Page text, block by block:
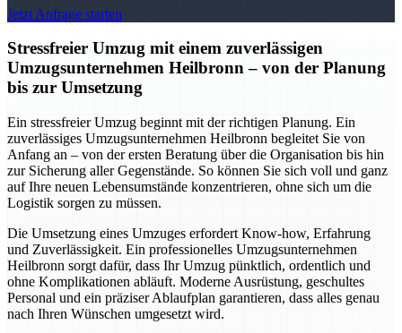
Jetzt Anfrage starten
Stressfreier Umzug mit einem zuverlässigen
Umzugsunternehmen Heilbronn – von der Planung
bis zur Umsetzung
Ein stressfreier Umzug beginnt mit der richtigen Planung. Ein
zuverlässiges Umzugsunternehmen Heilbronn begleitet Sie von
Anfang an – von der ersten Beratung über die Organisation bis hin
zur Sicherung aller Gegenstände. So können Sie sich voll und ganz
auf Ihre neuen Lebensumstände konzentrieren, ohne sich um die
Logistik sorgen zu müssen.
Die Umsetzung eines Umzuges erfordert Know-how, Erfahrung
und Zuverlässigkeit. Ein professionelles Umzugsunternehmen
Heilbronn sorgt dafür, dass Ihr Umzug pünktlich, ordentlich und
ohne Komplikationen abläuft. Moderne Ausrüstung, geschultes
Personal und ein präziser Ablaufplan garantieren, dass alles genau
nach Ihren Wünschen umgesetzt wird.